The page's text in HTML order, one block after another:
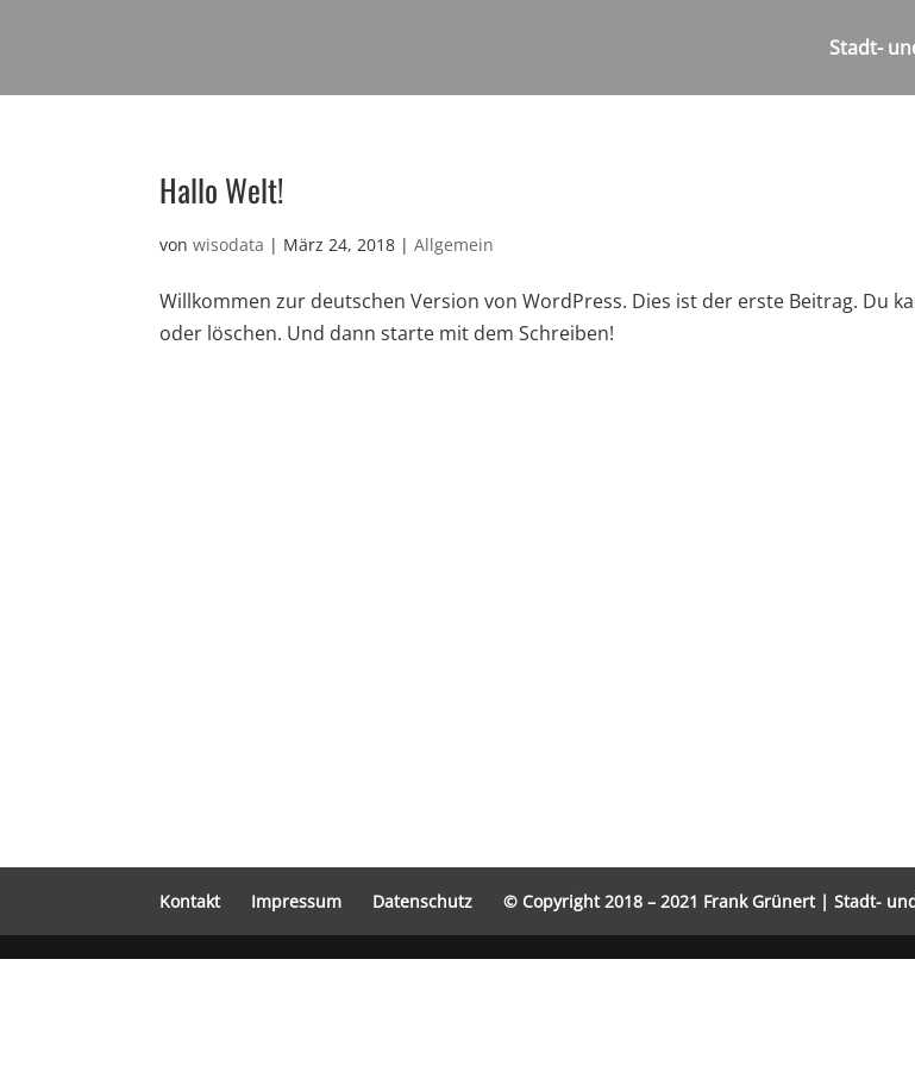
Stadt-
Hallo Welt!
vonwisodata | März 24, 2018 |Allgemein
Willkommen zur deutschen Version von WordPress. Dies ist der erste Beitrag. Du
oder löschen. Und dann starte mit dem Schreiben!
Kontakt Impressum Datenschutz © Copyright 2018 – 2021 Frank Grünert | Stadt-